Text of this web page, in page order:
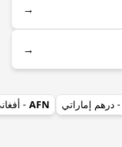
→
→
- درهم إماراتي AFN
-